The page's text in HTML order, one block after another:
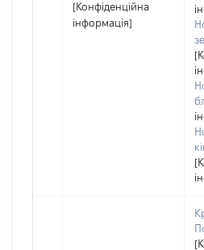
[Конфіденційна
інформація]